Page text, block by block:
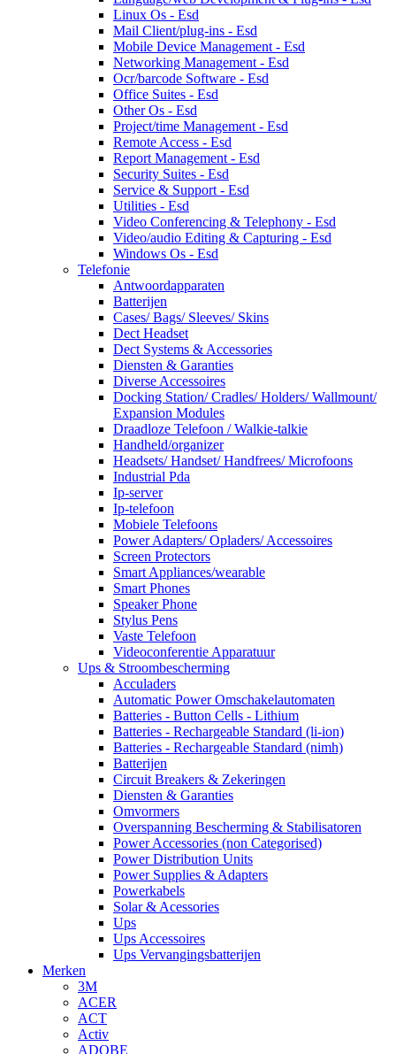
Linux Os - Esd
Mail Client/plug-ins - Esd
Mobile Device Management - Esd
Networking Management - Esd
Ocr/barcode Software - Esd
Office Suites - Esd
Other Os - Esd
Project/time Management - Esd
Remote Access - Esd
Report Management - Esd
Security Suites - Esd
Service & Support - Esd
Utilities - Esd
Video Conferencing & Telephony - Esd
Video/audio Editing & Capturing - Esd
Windows Os - Esd
Telefonie
Antwoordapparaten
Batterijen
Cases/ Bags/ Sleeves/ Skins
Dect Headset
Dect Systems & Accessories
Diensten & Garanties
Diverse Accessoires
Docking Station/ Cradles/ Holders/ Wallmount/
Expansion Modules
Draadloze Telefoon / Walkie-talkie
Handheld/organizer
Headsets/ Handset/ Handfrees/ Microfoons
Industrial Pda
Ip-server
Ip-telefoon
Mobiele Telefoons
Power Adapters/ Opladers/ Accessoires
Screen Protectors
Smart Appliances/wearable
Smart Phones
Speaker Phone
Stylus Pens
Vaste Telefoon
Videoconferentie Apparatuur
Ups & Stroombescherming
Acculaders
Automatic Power Omschakelautomaten
Batteries - Button Cells - Lithium
Batteries - Rechargeable Standard (li-ion)
Batteries - Rechargeable Standard (nimh)
Batterijen
Circuit Breakers & Zekeringen
Diensten & Garanties
Omvormers
Overspanning Bescherming & Stabilisatoren
Power Accessories (non Categorised)
Power Distribution Units
Power Supplies & Adapters
Powerkabels
Solar & Acessories
Ups
Ups Accessoires
Ups Vervangingsbatterijen
Merken
3M
ACER
ACT
Activ
ADOBE